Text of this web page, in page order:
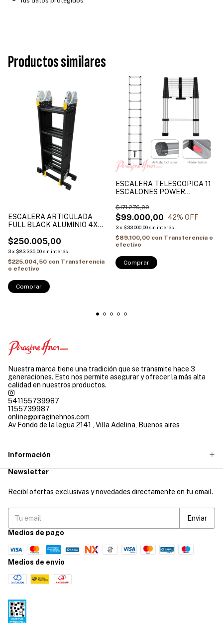
Productos similares
ESCALERA ARTICULADA
FULL BLACK ALUMINIO 4X4
$250.005,00
3x $83.335,00 sin interés
$225.004,50 con Transferencia
o efectivo
ESCALERA TELESCOPICA 11
ESCALONES POWER
$99.000,00
$171.276,00
42% OFF
3x $33.000,00 sin interés
$89.100,00 con Transferencia o
efectivo
Nuestra marca tiene una tradición que se transmite hace 3
generaciones. Esto nos permite asegurar y ofrecer la más alta
calidad en nuestros productos.
541155739987
1155739987
online@piraginehnos.com
Av Fondo de la legua 2141 , Villa Adelina, Buenos aires
Información
Newsletter
Recibí ofertas exclusivas y novedades directamente en tu email.
Medios de pago
Medios de envío